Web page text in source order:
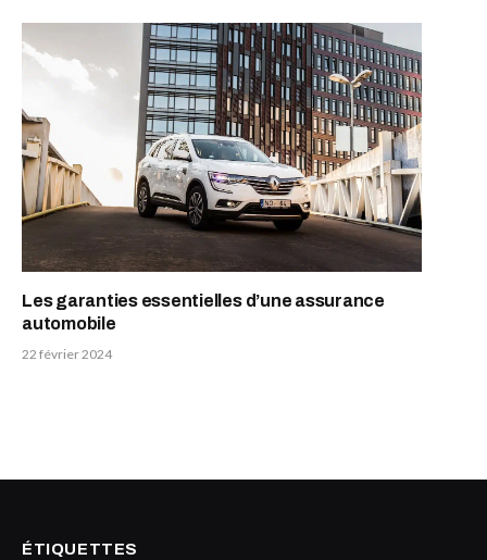
Les garanties essentielles d’une assurance
automobile
22 février 2024
ÉTIQUETTES